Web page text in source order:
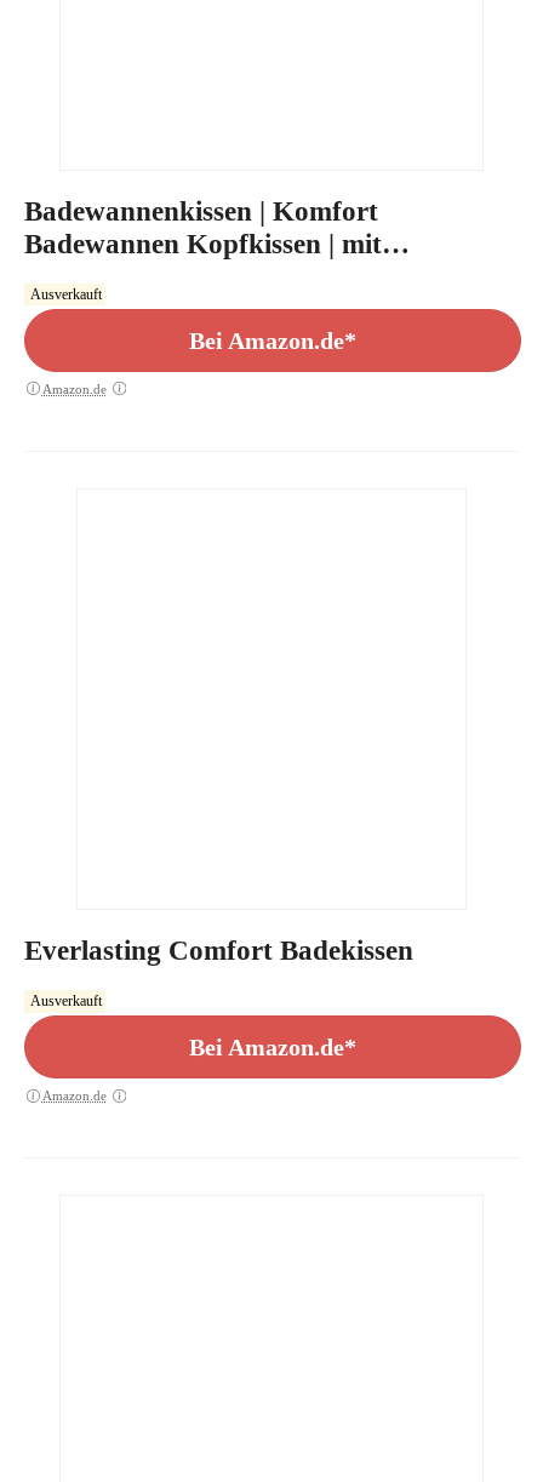
Badewannenkissen | Komfort
Badewannen Kopfkissen | mit
Saugnäpfen
Ausverkauft
Bei Amazon.de*
Amazon.de
Everlasting Comfort Badekissen
Ausverkauft
Bei Amazon.de*
Amazon.de